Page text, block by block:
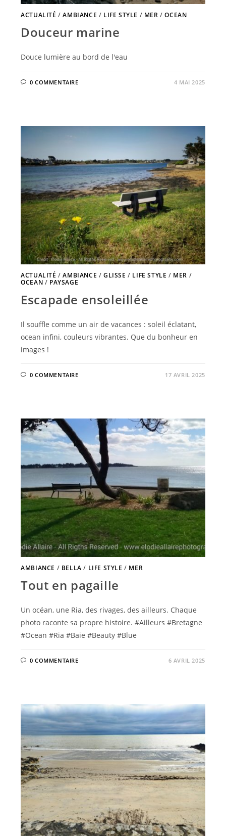
ACTUALITÉ /AMBIANCE / LIFE STYLE / MER /OCEAN
Douceur marine
Douce lumière au bord de l'eau
0 COMMENTAIRE 4 MAI 2025
ACTUALITÉ /AMBIANCE /GLISSE / LIFE STYLE / MER /
OCEAN / PAYSAGE
Escapade ensoleillée
Il souffle comme un air de vacances : soleil éclatant,
ocean infini, couleurs vibrantes. Que du bonheur en
images !
0 COMMENTAIRE 17 AVRIL 2025
AMBIANCE / BELLA / LIFE STYLE / MER
Tout en pagaille
Un océan, une Ria, des rivages, des ailleurs. Chaque
photo raconte sa propre histoire. #Ailleurs #Bretagne
#Ocean #Ria #Baie #Beauty #Blue
0 COMMENTAIRE 6 AVRIL 2025